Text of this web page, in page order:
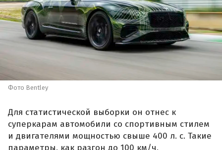
Фото Bentley
Для статистической выборки он отнес к
суперкарам автомобили со спортивным стилем
и двигателями мощностью свыше 400 л. с. Такие
параметры, как разгон до 100 км/ч,